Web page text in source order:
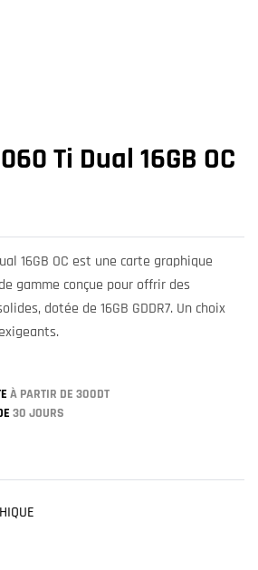
Ti Dual 16GB OC
16GB OC est une carte graphique
gamme conçue pour offrir des
dotée de 16GB GDDR7. Un choix
À PARTIR DE 300DT
30 JOURS